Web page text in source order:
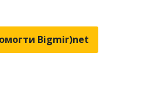
Bigmir)net